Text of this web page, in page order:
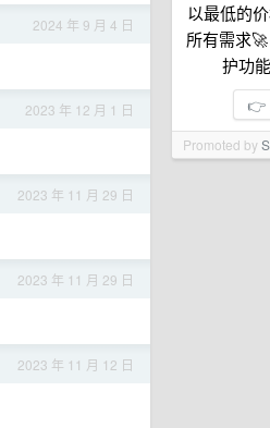
以最低的
所有需求
护功
👉
Promoted by
2024 年 9 月 4 日
2023 年 12 月 1 日
2023 年 11 月 29 日
2023 年 11 月 29 日
2023 年 11 月 12 日